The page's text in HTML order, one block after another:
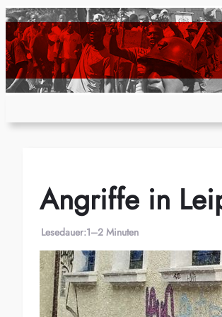
Zum
Inhalt
springen
Angriffe in
Lesedauer:1–2 Minuten